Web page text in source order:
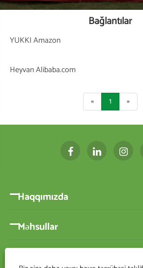
Bağlantılar
YUKKI Amazon
Heyvan Alibaba.com
« 1 »
Haqqımızda
Məhsullar